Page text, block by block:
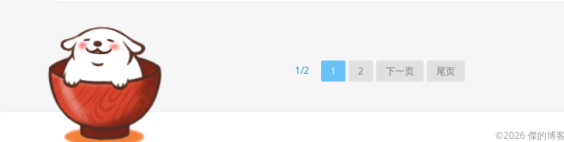
1/2 1 2 下一页 尾页
©2026 傑的博客